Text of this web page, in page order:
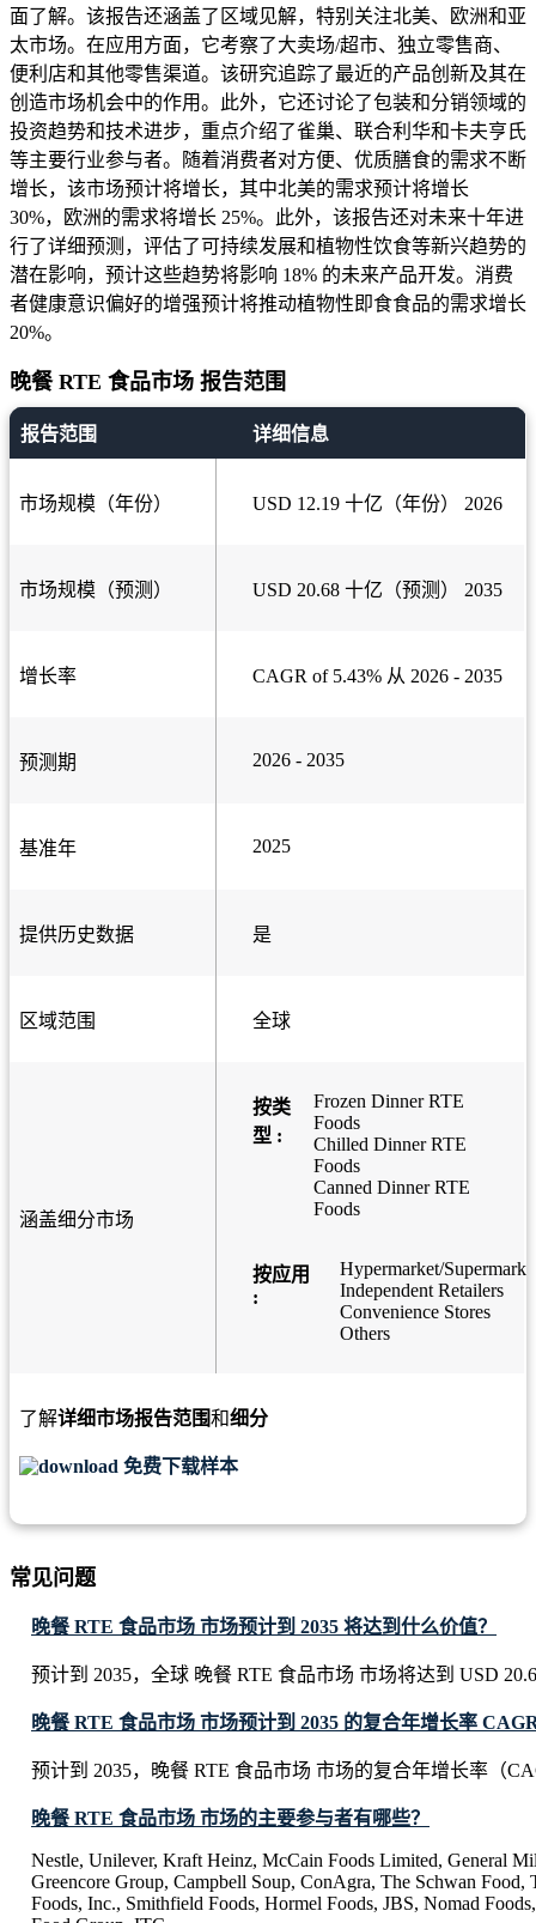
面了解。该报告还涵盖了区域见解，特别关注北美、欧洲和亚
太市场。在应用方面，它考察了大卖场/超市、独立零售商、
便利店和其他零售渠道。该研究追踪了最近的产品创新及其在
创造市场机会中的作用。此外，它还讨论了包装和分销领域的
投资趋势和技术进步，重点介绍了雀巢、联合利华和卡夫亨氏
等主要行业参与者。随着消费者对方便、优质膳食的需求不断
增长，该市场预计将增长，其中北美的需求预计将增长
30%，欧洲的需求将增长 25%。此外，该报告还对未来十年进
行了详细预测，评估了可持续发展和植物性饮食等新兴趋势的
潜在影响，预计这些趋势将影响 18% 的未来产品开发。消费
者健康意识偏好的增强预计将推动植物性即食食品的需求增长
20%。
晚餐 RTE 食品市场 报告范围
报告范围 详细信息
市场规模（年份） USD 12.19 十亿（年份） 2026
市场规模（预测） USD 20.68 十亿（预测） 2035
增长率 CAGR of 5.43% 从 2026 - 2035
预测期 2026 - 2035
基准年 2025
提供历史数据 是
区域范围 全球
涵盖细分市场
按类
型 :
Frozen Dinner RTE
Foods
Chilled Dinner RTE
Foods
Canned Dinner RTE
Foods
按应用
:
Hypermarket/
Independent Retailers
Convenience Stores
Others
了解详细市场报告范围和细分
免费下载样本
常见问题
晚餐 RTE 食品市场 市场预计到 2035 将达到什么价值？
预计到 2035，全球 晚餐 RTE 食品市场 市场将达到 USD
晚餐 RTE 食品市场 市场预计到 2035 的复合年增长率
预计到 2035，晚餐 RTE 食品市场 市场的复合年增长率（
晚餐 RTE 食品市场 市场的主要参与者有哪些？
Nestle, Unilever, Kraft Heinz, McCain Foods Limited, General
Greencore Group, Campbell Soup, ConAgra, The Schwan Food,
Foods, Inc., Smithfield Foods, Hormel Foods, JBS, Nomad